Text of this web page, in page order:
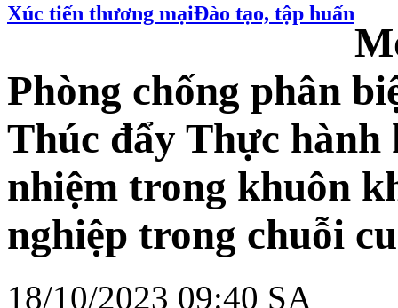
Xúc tiến thương mạiĐào tạo, tập huấn
Phòng chống phân
Thúc đẩy Thực
nhiệm trong khuôn
nghiệp trong chuỗi
18/10/2023 09:40 SA